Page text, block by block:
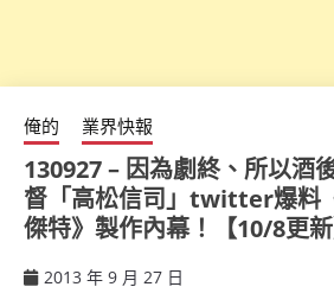
俺的 業界快報
130927 – 因為劇終、所以酒
督「高松信司」twitter爆料
傑特》製作內幕！【10/8更新
2013 年 9 月 27 日